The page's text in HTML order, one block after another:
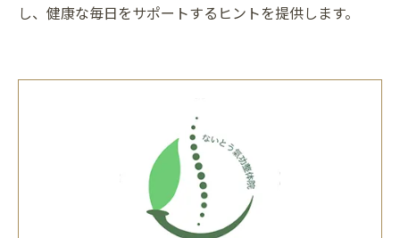
し、健康な毎日をサポートするヒントを提供します。